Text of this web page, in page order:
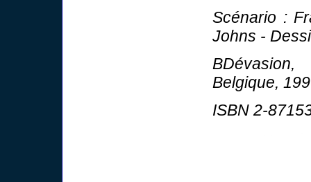
Scénario :
Johns -
Belgique,
ISBN 2-